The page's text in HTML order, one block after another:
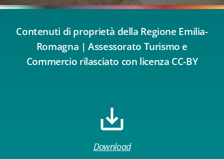
Contenuti di proprietà della Regione Emilia-
Romagna | Assessorato Turismo e
Commercio rilasciato con licenza CC-BY
Download